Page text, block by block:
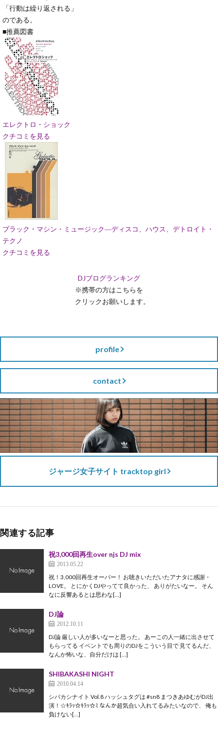
「行動は繰り返される」
のである。
■推薦図書
エレクトロ・ショック
クチコミを見る
ブラック・マシン・ミュージック―ディスコ、ハウス、デトロイト・
テクノ
クチコミを見る
DJブログランキング
※携帯の方はこちらを
クリックお願いします。
profile
contact
ジャージ女子サイト tracktop girl
関連する記事
祝3,000回再生over njs DJ mix
2013.05.22
祝！3,000回再生オーバー！ お聴きいただいたアナタに感謝・
LOVE。 とにかくDJやってて良かった、 ありがたいなー。 そん
なに反響あるとは思わな[…]
DJ論
2012.10.11
DJ論 厳しい人が多いなーと思った。 あーこの人一緒に出させて
もらってる イベントでも周りのDJをこういう目で 見てるんだ、
なんか怖いな、自分だけは […]
SHIBAKASHI NIGHT
2010.04.14
シバカシナイト Vol.8 ハッシュタグは #sn8 まつきあゆむがDJ出
演！☆ｷﾗｯ☆ｷﾗｯ☆ﾐ なんか超気合い入れてるみたいなので、 俺も
負けない[…]